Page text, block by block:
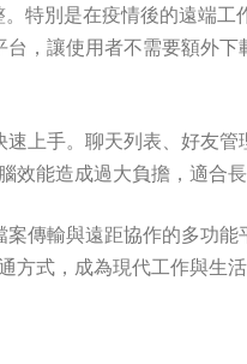
特別是在疫情後的遠端工
，讓使用者不需要額外下
上手。聊天列表、好友管
能造成過大負擔，適合長
傳輸與遠距協作的多功能
方式，成為現代工作與生